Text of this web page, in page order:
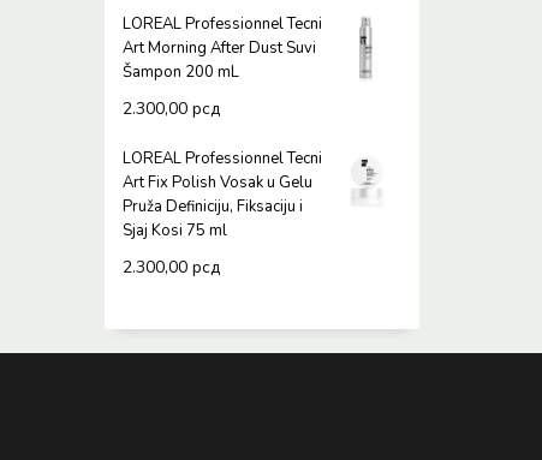
LOREAL Professionnel Tecni
Art Morning After Dust Suvi
Šampon 200 mL
2.300,00 рсд
LOREAL Professionnel Tecni
Art Fix Polish Vosak u Gelu
Pruža Definiciju, Fiksaciju i
Sjaj Kosi 75 ml
2.300,00 рсд